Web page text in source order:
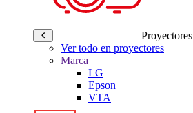
Proyectores
Ver todo en proyectores
Marca
LG
Epson
VTA